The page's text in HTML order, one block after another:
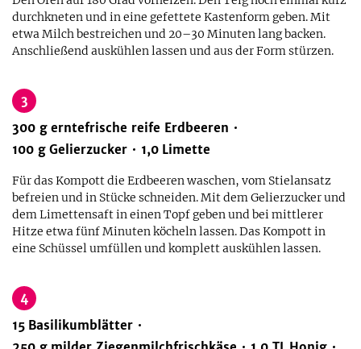
durchkneten und in eine gefettete Kastenform geben. Mit
etwa Milch bestreichen und 20–30 Minuten lang backen.
Anschließend auskühlen lassen und aus der Form stürzen.
3
300 g erntefrische reife Erdbeeren
100 g Gelierzucker 1,0 Limette
Für das Kompott die Erdbeeren waschen, vom Stielansatz
befreien und in Stücke schneiden. Mit dem Gelierzucker und
dem Limettensaft in einen Topf geben und bei mittlerer
Hitze etwa fünf Minuten köcheln lassen. Das Kompott in
eine Schüssel umfüllen und komplett auskühlen lassen.
4
15 Basilikumblätter